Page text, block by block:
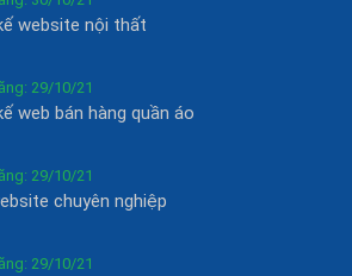
website nội thất
29/10/21
web bán hàng quần áo
29/10/21
chuyên nghiệp
29/10/21